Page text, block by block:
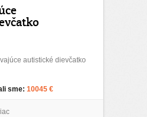
autistické dievčatko
sme: 10045 €